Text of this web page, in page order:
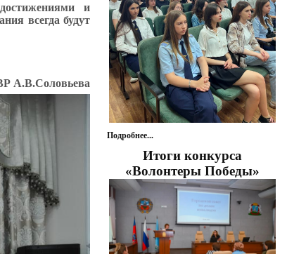
и
всегда будут
А.В.Соловьева
Подробнее...
Итоги конкурса
«Волонтеры Победы»